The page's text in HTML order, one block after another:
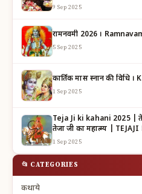
9 Sep 2025
रामनवमी 2026 ।
5 Sep 2025
कार्तिक मास स्नान की विधि
1 Sep 2025
Teja Ji ki kahani 2025 | तेजाजी की कहानी | लोकदेवता वीर
तेजा जी का महात्म्य |
1 Sep 2025
📂 CATEGORIES
कथाये